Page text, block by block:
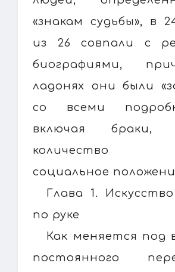
«знакам судьбы», в
из 26 совпали с
биографиями,
ладонях они были
со всеми
включая браки,
количество
социальное
Глава 1.
по руке
Как меняется под
постоянного